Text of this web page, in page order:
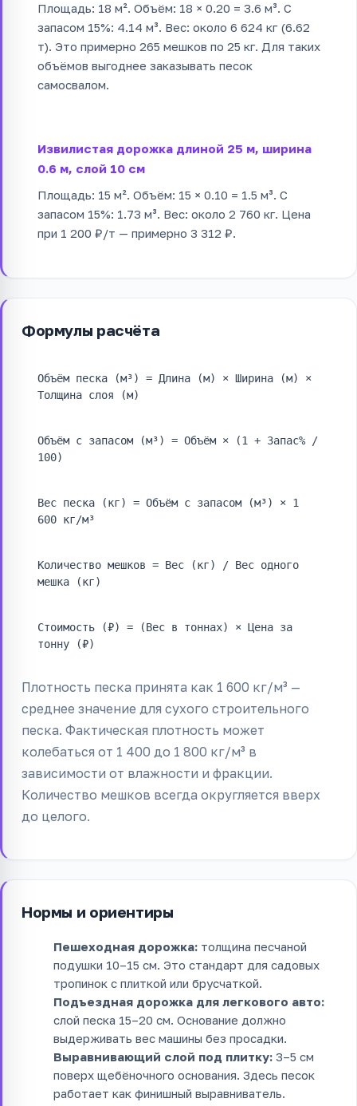
Площадь: 18 м². Объём: 18 × 0.20 = 3.6 м³. С
запасом 15%: 4.14 м³. Вес: около 6 624 кг (6.62
т). Это примерно 265 мешков по 25 кг. Для таких
объёмов выгоднее заказывать песок
самосвалом.
Извилистая дорожка длиной 25 м, ширина
0.6 м, слой 10 см
Площадь: 15 м². Объём: 15 × 0.10 = 1.5 м³. С
запасом 15%: 1.73 м³. Вес: около 2 760 кг. Цена
при 1 200 ₽/т — примерно 3 312 ₽.
Формулы расчёта
Объём песка (м³) = Длина (м) × Ширина (м) ×
Толщина слоя (м)
Объём с запасом (м³) = Объём × (1 + Запас% /
100)
Вес песка (кг) = Объём с запасом (м³) × 1
600 кг/м³
Количество мешков = Вес (кг) / Вес одного
мешка (кг)
Стоимость (₽) = (Вес в тоннах) × Цена за
тонну (₽)
Плотность песка принята как 1 600 кг/м³ —
среднее значение для сухого строительного
песка. Фактическая плотность может
колебаться от 1 400 до 1 800 кг/м³ в
зависимости от влажности и фракции.
Количество мешков всегда округляется вверх
до целого.
Нормы и ориентиры
Пешеходная дорожка: толщина песчаной
подушки 10–15 см. Это стандарт для садовых
тропинок с плиткой или брусчаткой.
Подъездная дорожка для легкового авто:
слой песка 15–20 см. Основание должно
выдерживать вес машины без просадки.
Выравнивающий слой под плитку: 3–5 см
поверх щебёночного основания. Здесь песок
работает как финишный выравниватель.